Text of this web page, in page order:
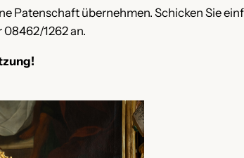
Patenschaft übernehmen. Schicken Sie
1262 an.